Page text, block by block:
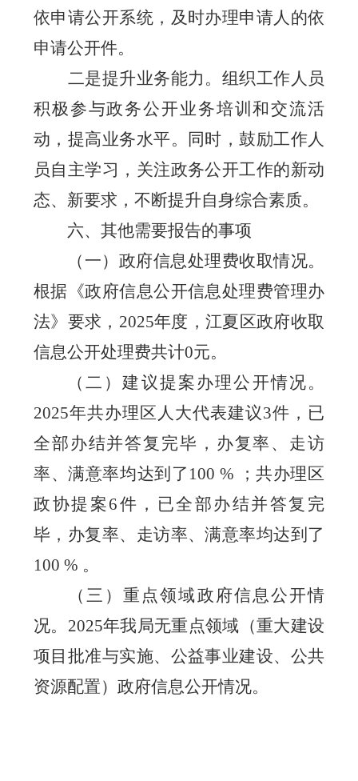
依申请公开系统，及时办理申请人的依
申请公开件。
二是提升业务能力 。组织工作人员
积极参与政务公开业务培训和交流活
动，提高业务水平。同时，鼓励工作人
员自主学习，关注政务公开工作的新动
态、新要求，不断提升自身综合素质。
六、其他需要报告的事项
（一）政府信息处理费收取情况。
根据《政府信息公开信息处理费管理办
法》要求， 2025年度，江夏区政府收取
信息公开处理费共计0元。
（二）建议提案办理公开情况。
2025年共办理区人大代表建议3件，已
全部办结并答复完毕，办复率、走访
率、满意率均达到了 100 %
；共办理区
政协提案6件，已全部办结并答复完
毕，办复率、走访率、满意率均达到了
100 % 。
（三）重点领域政府信息公开情
况。 2025年我局无重点领域（重大建设
项目批准与实施、公益事业建设、公共
资源配置）政府信息公开情况。